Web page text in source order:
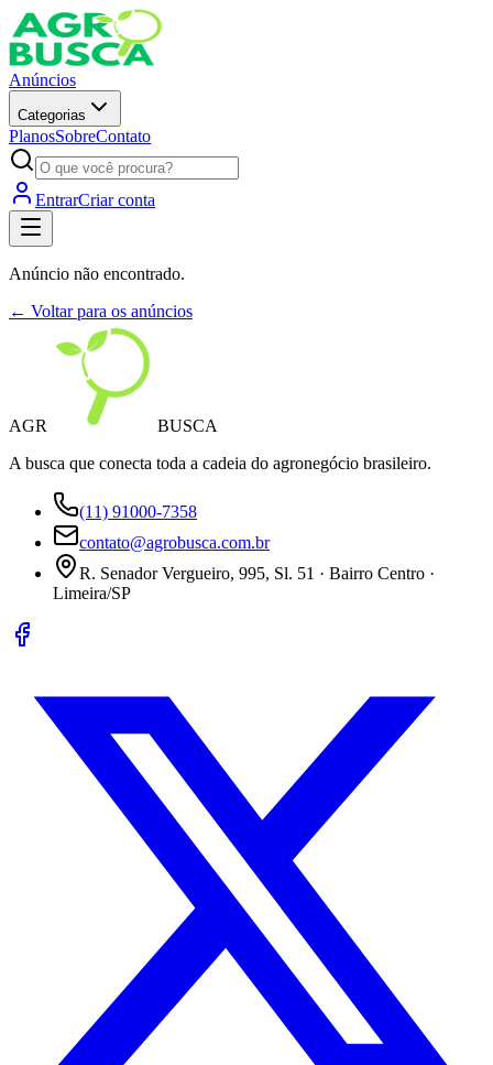
Anúncios
Categorias
PlanosSobreContato
EntrarCriar conta
Anúncio não encontrado.
← Voltar para os anúncios
AGR
BUSCA
A busca que conecta toda a cadeia do agronegócio brasileiro.
(11) 91000-7358
contato@agrobusca.com.br
R. Senador Vergueiro, 995, Sl. 51 · Bairro Centro ·
Limeira/SP